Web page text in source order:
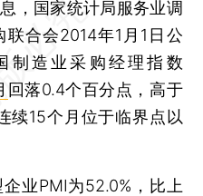
，国家统计局服务业调
合会2014年1月1日公
制造业采购经理指数
回落0.4个百分点，高于
续15个月位于临界点以
业PMI为52.0%，比上